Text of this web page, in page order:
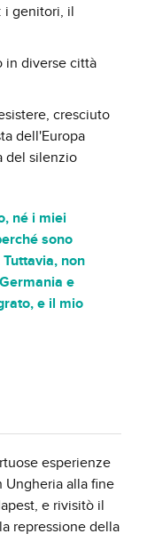
i genitori, il
in diverse città
cresciuto
dell'Europa
del silenzio
né i miei
sono
non
e
e il mio
esperienze
Ungheria alla fine
e rivisitò il
repressione della